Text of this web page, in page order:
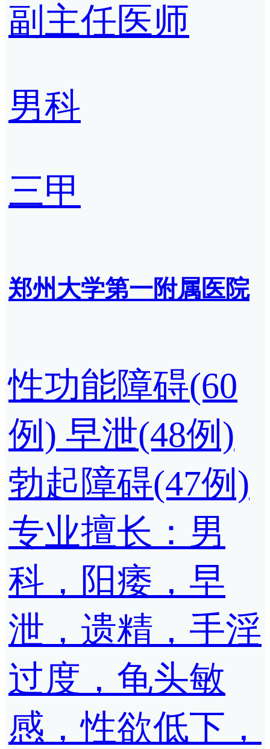
副主任医师
男科
三甲
郑州大学第一附属医院
性功能障碍(60
例) 早泄(48例)
勃起障碍(47例)
专业擅长：男
科，阳痿，早
泄，遗精，手淫
过度，龟头敏
感，性欲低下，